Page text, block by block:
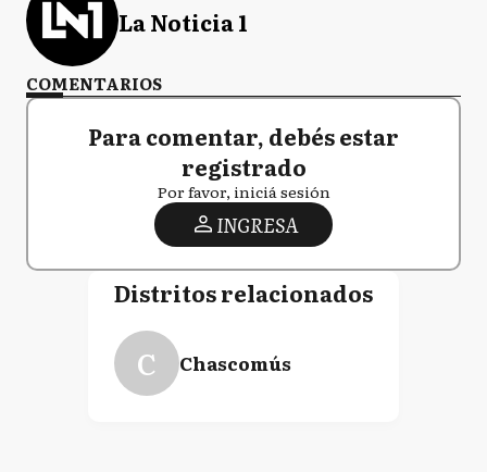
La Noticia 1
COMENTARIOS
Para comentar, debés estar
registrado
Por favor, iniciá sesión
INGRESA
Distritos relacionados
C Chascomús